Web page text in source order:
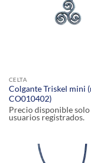
CELTA
Colgante Triskel mini
CO010402)
Precio disponible solo
usuarios registrados.